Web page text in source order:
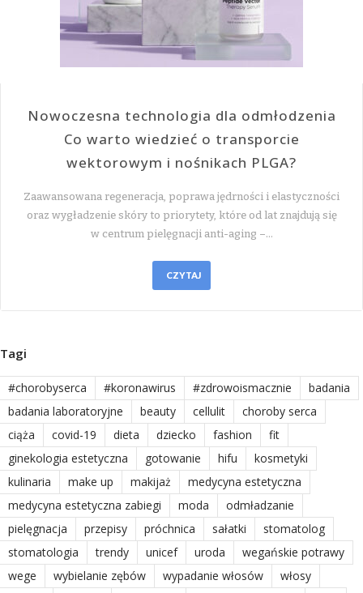
Nowoczesna technologia dla odmłodzenia
Co warto wiedzieć o transporcie
wektorowym i nośnikach PLGA?
Zaawansowana regeneracja, poprawa jędrności i elastyczności
oraz wygładzenie skóry to priorytety, które od lat znajdują się
w centrum pielęgnacji anti-aging –…
CZYTAJ
Tagi
#chorobyserca #koronawirus #zdrowoismacznie
badania
badania laboratoryjne
beauty cellulit
choroby serca
ciąża
covid-19 dieta dziecko fashion
fit
ginekologia estetyczna
gotowanie hifu
kosmetyki
kulinaria
make up makijaż
medycyna estetyczna
medycyna estetyczna zabiegi
moda
odmładzanie
pielęgnacja
przepisy próchnica sałatki
stomatolog
stomatologia
trendy unicef uroda
wegańskie potrawy
wege
wybielanie zębów wypadanie włosów
włosy